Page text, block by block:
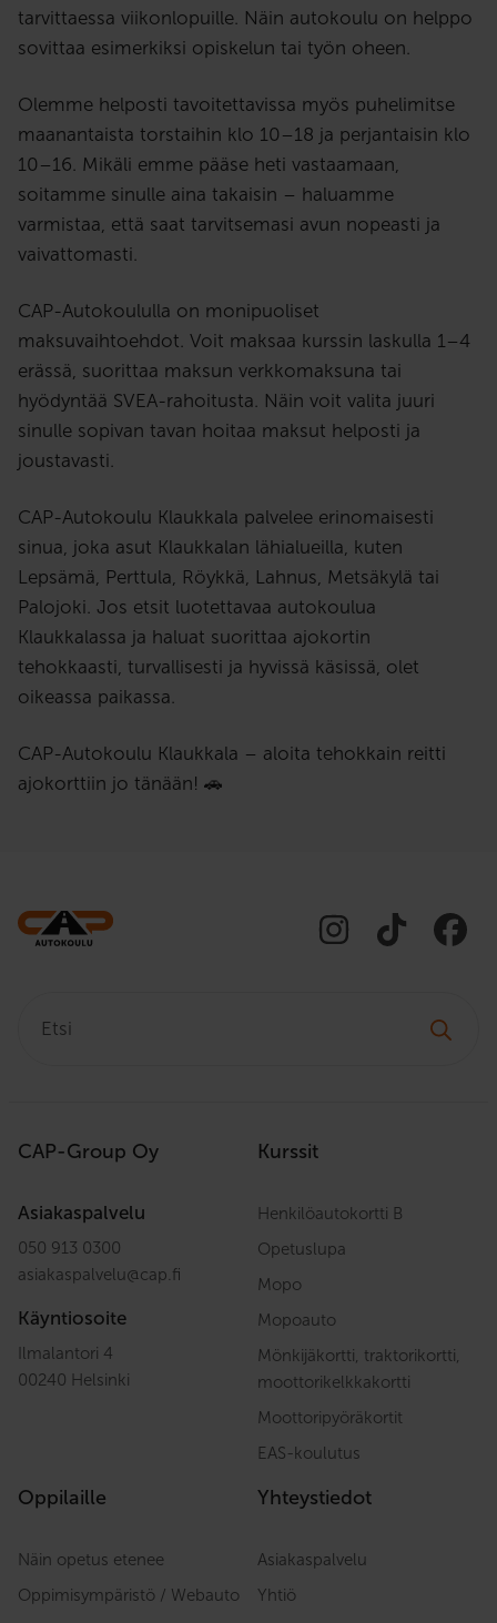
tarvittaessa viikonlopuille. Näin autokoulu on helppo
sovittaa esimerkiksi opiskelun tai työn oheen.
Olemme helposti tavoitettavissa myös puhelimitse
maanantaista torstaihin klo 10–18 ja perjantaisin klo
10–16. Mikäli emme pääse heti vastaamaan,
soitamme sinulle aina takaisin – haluamme
varmistaa, että saat tarvitsemasi avun nopeasti ja
vaivattomasti.
CAP-Autokoululla on monipuoliset
maksuvaihtoehdot. Voit maksaa kurssin laskulla 1–4
erässä, suorittaa maksun verkkomaksuna tai
hyödyntää SVEA-rahoitusta. Näin voit valita juuri
sinulle sopivan tavan hoitaa maksut helposti ja
joustavasti.
CAP-Autokoulu Klaukkala palvelee erinomaisesti
sinua, joka asut Klaukkalan lähialueilla, kuten
Lepsämä, Perttula, Röykkä, Lahnus, Metsäkylä tai
Palojoki. Jos etsit luotettavaa autokoulua
Klaukkalassa ja haluat suorittaa ajokortin
tehokkaasti, turvallisesti ja hyvissä käsissä, olet
oikeassa paikassa.
CAP-Autokoulu Klaukkala – aloita tehokkain reitti
ajokorttiin jo tänään! 🚗
CAP-Group Oy
Asiakaspalvelu
050 913 0300
asiakaspalvelu@cap.fi
Käyntiosoite
Ilmalantori 4
00240 Helsinki
Kurssit
Henkilöautokortti B
Opetuslupa
Mopo
Mopoauto
Mönkijäkortti, traktorikortti,
moottorikelkkakortti
Moottoripyöräkortit
EAS-koulutus
Oppilaille
Näin opetus etenee
Oppimisympäristö / Webauto
Yhteystiedot
Asiakaspalvelu
Yhtiö